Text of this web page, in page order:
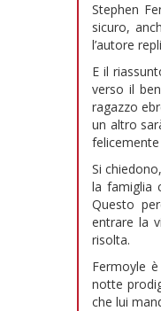
Stephen
sicuro,
l’autore
E il
verso il
ragazzo
un altro
Si
la famiglia
Questo
entrare la
risolta.
Fermoyle
notte
che lui